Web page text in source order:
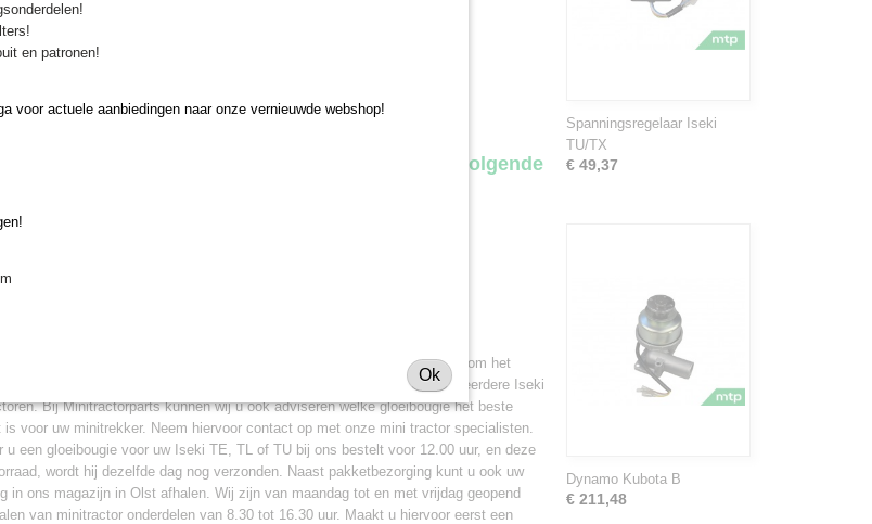
72,1 mm
M16 x 1,5 mm
gloeibougie Iseki TE / TL / TU is geschikt voor de volgende
TE3210, TE4270
TU1700, TU1900, TU2100
u deze gloeibougie gaat vervangen op uw Iseki minitrekker is van belang om het
van uw tractor te vergelijken. De gloeibougie Iseki is geschikt voor meerdere Iseki
Bij Minitractorparts kunnen wij u ook adviseren welke gloeibougie het beste
is voor uw minitrekker. Neem hiervoor contact op met onze mini tractor specialisten.
u een gloeibougie voor uw Iseki TE, TL of TU bij ons bestelt voor 12.00 uur, en deze
wordt hij dezelfde dag nog verzonden. Naast pakketbezorging kunt u ook uw
in ons magazijn in Olst afhalen. Wij zijn van maandag tot en met vrijdag geopend
van minitractor onderdelen van 8.30 tot 16.30 uur. Maakt u hiervoor eerst een
Spanningsregelaar Iseki
TU/TX
€ 49,37
Dynamo Kubota B
€ 211,48
en patronen!
voor actuele aanbiedingen naar onze vernieuwde webshop!
Ok